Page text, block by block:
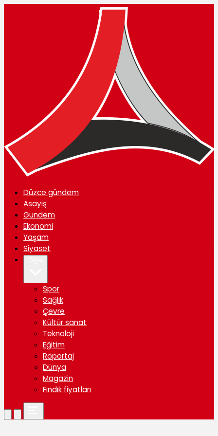
Düzce gündem
Asayiş
Gündem
Ekonomi
Yaşam
Siyaset
Spor
Sağlık
Çevre
Kültür sanat
Teknoloji
Eğitim
Röportaj
Dünya
Magazin
Fındık fiyatları